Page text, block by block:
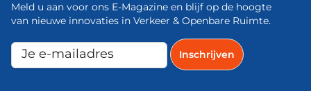
Meld u aan voor ons E-Magazine en blijf op de hoogte
van nieuwe innovaties in Verkeer & Openbare Ruimte.